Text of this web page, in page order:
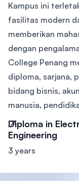
Kampus ini
fasilitas modern
memberikan
dengan
College Penang
diploma, sarjana,
bidang bisnis,
manusia,
Diploma in
Engineering
3 years